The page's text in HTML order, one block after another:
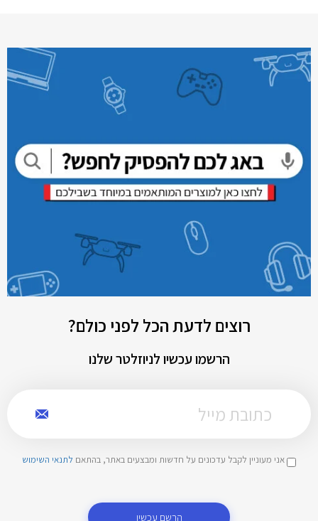
רוצים לדעת הכל לפני כולם?
הרשמו עכשיו לניוזלטר שלנו
אני מעוניין לקבל עדכונים על חדשות ומבצעים באתר, בהתאם לתנאי השימוש
הרשם עכשיו